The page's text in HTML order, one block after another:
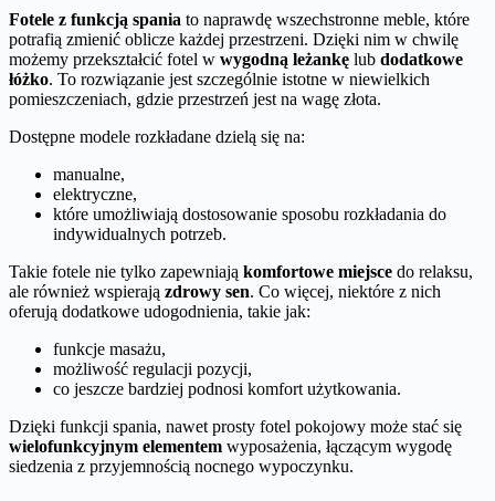
Fotele z funkcją spania to naprawdę wszechstronne meble, które
potrafią zmienić oblicze każdej przestrzeni. Dzięki nim w chwilę
możemy przekształcić fotel w wygodną leżankę lub dodatkowe
łóżko. To rozwiązanie jest szczególnie istotne w niewielkich
pomieszczeniach, gdzie przestrzeń jest na wagę złota.
Dostępne modele rozkładane dzielą się na:
manualne,
elektryczne,
które umożliwiają dostosowanie sposobu rozkładania do
indywidualnych potrzeb.
Takie fotele nie tylko zapewniają komfortowe miejsce do relaksu,
ale również wspierają zdrowy sen. Co więcej, niektóre z nich
oferują dodatkowe udogodnienia, takie jak:
funkcje masażu,
możliwość regulacji pozycji,
co jeszcze bardziej podnosi komfort użytkowania.
Dzięki funkcji spania, nawet prosty fotel pokojowy może stać się
wielofunkcyjnym elementem wyposażenia, łączącym wygodę
siedzenia z przyjemnością nocnego wypoczynku.